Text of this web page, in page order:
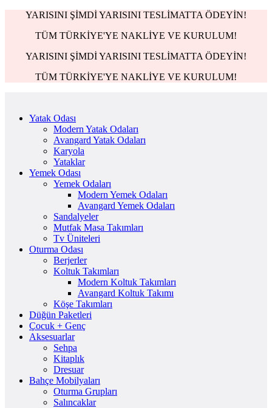
YARISINI ŞİMDİ YARISINI TESLİMATTA ÖDEYİN!
TÜM TÜRKİYE'YE NAKLİYE VE KURULUM!
YARISINI ŞİMDİ YARISINI TESLİMATTA ÖDEYİN!
TÜM TÜRKİYE'YE NAKLİYE VE KURULUM!
Yatak Odası
Modern Yatak Odaları
Avangard Yatak Odaları
Karyola
Yataklar
Yemek Odası
Yemek Odaları
Modern Yemek Odaları
Avangard Yemek Odaları
Sandalyeler
Mutfak Masa Takımları
Tv Üniteleri
Oturma Odası
Berjerler
Koltuk Takımları
Modern Koltuk Takımları
Avangard Koltuk Takımı
Köşe Takımları
Düğün Paketleri
Çocuk + Genç
Aksesuarlar
Sehpa
Kitaplık
Dresuar
Bahçe Mobilyaları
Oturma Grupları
Salıncaklar